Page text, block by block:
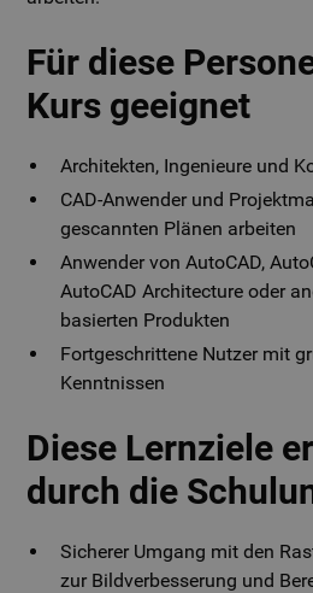
Für diese
Kurs geeignet
Architekten, Ingenieure und
CAD-Anwender und
gescannten Plänen arbeiten
Anwender von AutoCAD,
AutoCAD Architecture oder
basierten Produkten
Fortgeschrittene Nutzer mit
Kenntnissen
Diese Lernziele
durch die
Sicherer Umgang mit den
zur Bildverbesserung und